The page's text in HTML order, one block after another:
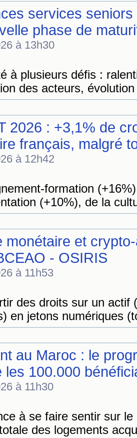
services
phase de
à 13h30
à plusieurs défis :
des acteurs,
2026 : +3,1% de
français, malgré
à 12h42
formation
(+10%), de la
monétaire et
- OSIRIS
à 11h53
des droits sur un actif (
en jetons numériques
au Maroc : le
les 100.000
à 11h30
à se faire sentir sur
des logements